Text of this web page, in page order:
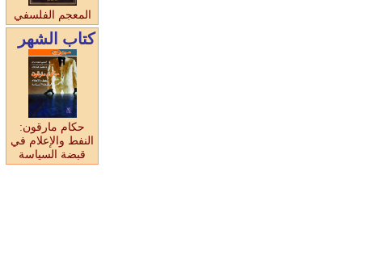
المعجم الفلسفي
كتاب الشهر
حكام مارقون:
النفط والإعلام في
قبضة السياسة